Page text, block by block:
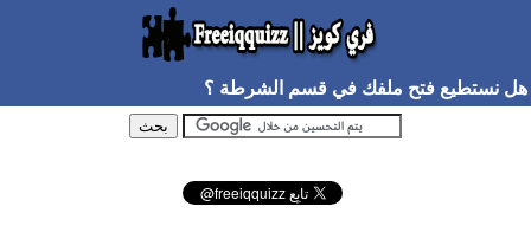
هل نستطيع فتح ملفك في قسم الشرطة ؟